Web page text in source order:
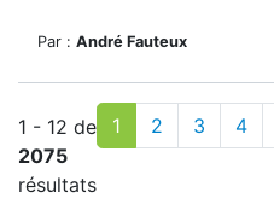
Par : André Fauteux
1 - 12 de
2075
résultats
1 2 3 4